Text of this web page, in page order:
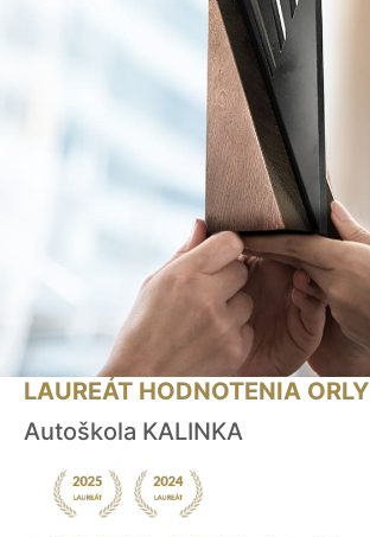
LAUREÁT HODNOTENIA ORLY
Autoškola KALINKA